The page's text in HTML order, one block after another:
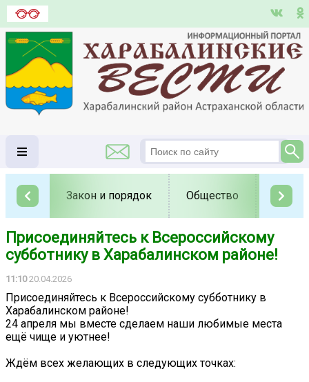
Закон и порядок Общество
Присоединяйтесь к Всероссийскому
субботнику в Харабалинском районе!
11:1020.04.2026
Присоединяйтесь к Всероссийскому субботнику в
Харабалинском районе!
24 апреля мы вместе сделаем наши любимые места
ещё чище и уютнее!
Ждём всех желающих в следующих точках: